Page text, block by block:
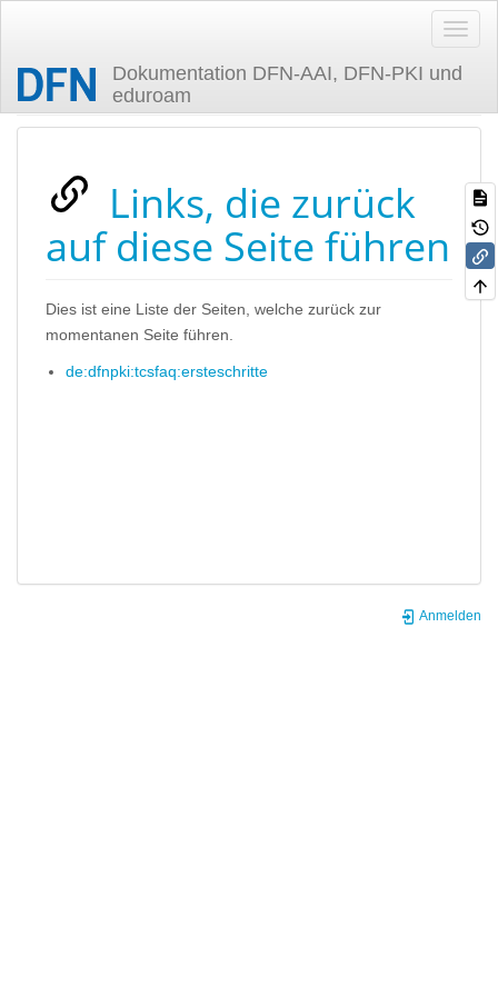
Dokumentation DFN-AAI, DFN-PKI und
eduroam
Zuletzt angesehen
Links, die zurück
auf diese Seite führen
Dies ist eine Liste der Seiten, welche zurück zur
momentanen Seite führen.
de:dfnpki:tcsfaq:ersteschritte
Anmelden